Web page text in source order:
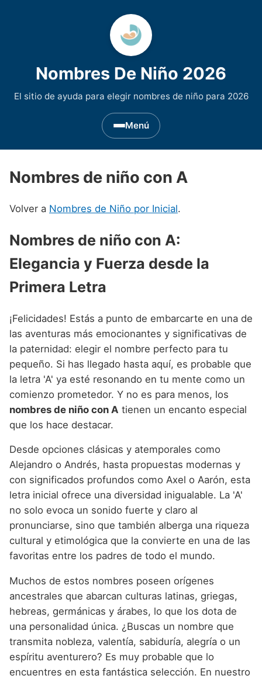
Nombres De Niño 2026
El sitio de ayuda para elegir nombres de niño para 2026
Menú
Nombres de niño que empiezan por A
Nombres de niño que empiezan por B
Nombres de niño que empiezan por C
Nombres de niño que empiezan por G
Nombres de niño que empiezan por H
Nombres de niño que empiezan por I
Nombres de niño que empiezan por J
Nombres de niño que empiezan por K
Nombres de niño que empiezan por M
Nombres de niño que empiezan por N
Nombres de niño que empiezan por O
Nombres de niño que empiezan por P
Nombres de niño que empiezan por Q
Nombres de niño que empiezan por S
Nombres de niño que empiezan por T
Nombres de niño que empiezan por U
Nombres de niño que empiezan por V
Nombres de Regiones de España
Nombres de Niño Andaluces
Nombres de Niño Aragoneses
Nombres de Niño Asturianos
Nombres de Niño Cantabros
Nombres de Niño Castellanos
Nombres de Niño Catalanes
Nombres de Niño Extremeños
Nombres de Niño Gallegos
Nombres de Niño Murcianos
Nombres de Niño Navarros
Nombres de Niño Riojanos
Nombres de Niño Valencianos
Nombres de Niño Vascos
Nombres de Niño Historicos
Nombres de niño de Origen Biblico
Nombres de Niño Celtas
Nombres de Niño Egipcios
Nombres de Niño Mitologicos
Nombres de Niño Romanos
Nombres de Niño Vikingos
Nombres de Niño Extranjeros
Nombres de Niño Alemanes
Nombres de Niño Americanos
Nombres de Niño Chinos
Nombres de Niño Franceses
Nombres de Niño Hispanoamericanos
Nombres de Niño Ingleses
Nombres de Niño Italianos
Nombres de Niño Japoneses
Nombres de Niño Judíos
Nombres de Niño Marroquíes
Nombres de Niño Portugueses
Nombres de Niño Rumanos
Nombres de Niño Rusos
Nombres de Niño Suecos
Buscar
Nombres de niño con A
Volver a Nombres de Niño por Inicial.
Nombres de niño con A:
Elegancia y Fuerza desde la
Primera Letra
¡Felicidades! Estás a punto de embarcarte en una de
las aventuras más emocionantes y significativas de
la paternidad: elegir el nombre perfecto para tu
pequeño. Si has llegado hasta aquí, es probable que
la letra 'A' ya esté resonando en tu mente como un
comienzo prometedor. Y no es para menos, los
nombres de niño con A tienen un encanto especial
que los hace destacar.
Desde opciones clásicas y atemporales como
Alejandro o Andrés, hasta propuestas modernas y
con significados profundos como Axel o Aarón, esta
letra inicial ofrece una diversidad inigualable. La 'A'
no solo evoca un sonido fuerte y claro al
pronunciarse, sino que también alberga una riqueza
cultural y etimológica que la convierte en una de las
favoritas entre los padres de todo el mundo.
Muchos de estos nombres poseen orígenes
ancestrales que abarcan culturas latinas, griegas,
hebreas, germánicas y árabes, lo que los dota de
una personalidad única. ¿Buscas un nombre que
transmita nobleza, valentía, sabiduría, alegría o un
espíritu aventurero? Es muy probable que lo
encuentres en esta fantástica selección. En nuestro